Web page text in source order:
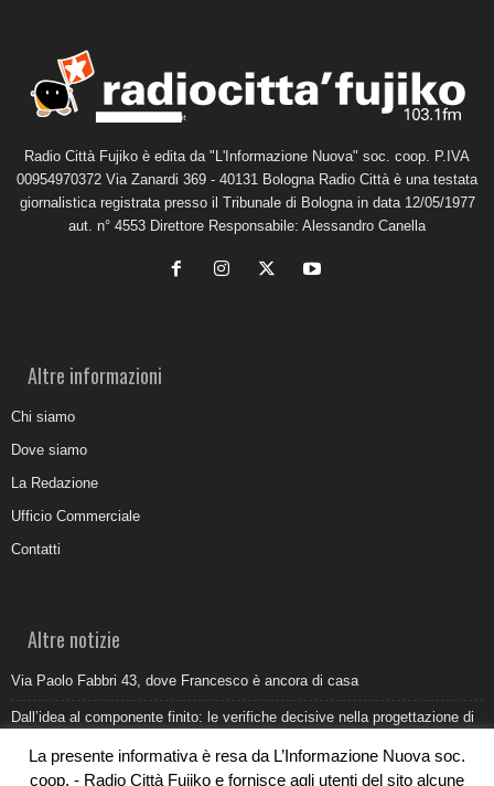
Radio Città Fujiko è edita da "L'Informazione Nuova" soc. coop. P.IVA
00954970372 Via Zanardi 369 - 40131 Bologna Radio Città è una testata
giornalistica registrata presso il Tribunale di Bologna in data 12/05/1977
aut. n° 4553 Direttore Responsabile: Alessandro Canella
Altre informazioni
Chi siamo
Dove siamo
La Redazione
Ufficio Commerciale
Contatti
Altre notizie
Via Paolo Fabbri 43, dove Francesco è ancora di casa
Dall’idea al componente finito: le verifiche decisive nella progettazione di
Belvedere Marittimo e il report ARPACAL 2026 sulla qualità del mare
La presente informativa è resa da L’Informazione Nuova soc.
coop. - Radio Città Fujiko e fornisce agli utenti del sito alcune